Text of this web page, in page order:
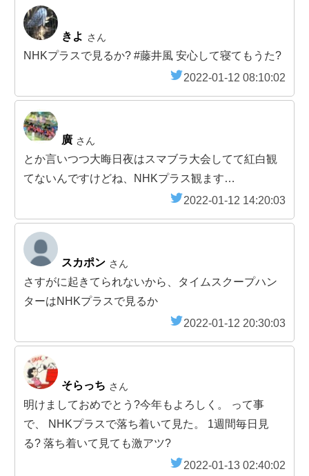
きよ さん
NHKプラスで見るか? #藤井風 安心して寝てもうた?
2022-01-12 08:10:02
廣 さん
とか言いつつ大晦日夜はスマブラ大会してて紅白観
てないんですけどね、NHKプラス観ます…
2022-01-12 14:20:03
スカポン さん
さすがに起きてられないから、タイムスクープハン
ターはNHKプラスで見るか
2022-01-12 20:30:03
そらっち さん
明けましておめでとう?今年もよろしく。 って事
で、 NHKプラスで落ち着いて見た。 1週間毎日見
る? 落ち着いて見ても激アツ?
2022-01-13 02:40:02